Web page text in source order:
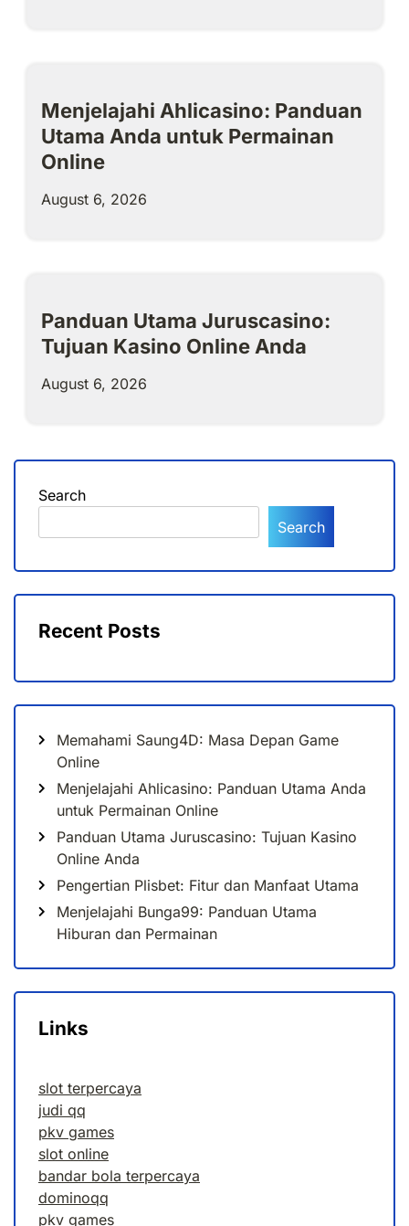
Menjelajahi Ahlicasino: Panduan
Utama Anda untuk Permainan
Online
August 6, 2026
Panduan Utama Juruscasino:
Tujuan Kasino Online Anda
August 6, 2026
Search
Search
Recent Posts
Memahami Saung4D: Masa Depan Game
Online
Menjelajahi Ahlicasino: Panduan Utama Anda
untuk Permainan Online
Panduan Utama Juruscasino: Tujuan Kasino
Online Anda
Pengertian Plisbet: Fitur dan Manfaat Utama
Menjelajahi Bunga99: Panduan Utama
Hiburan dan Permainan
Links
slot terpercaya
judi qq
pkv games
slot online
bandar bola terpercaya
dominoqq
pkv games